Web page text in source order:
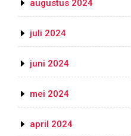
augustus 2024
juli 2024
juni 2024
mei 2024
april 2024